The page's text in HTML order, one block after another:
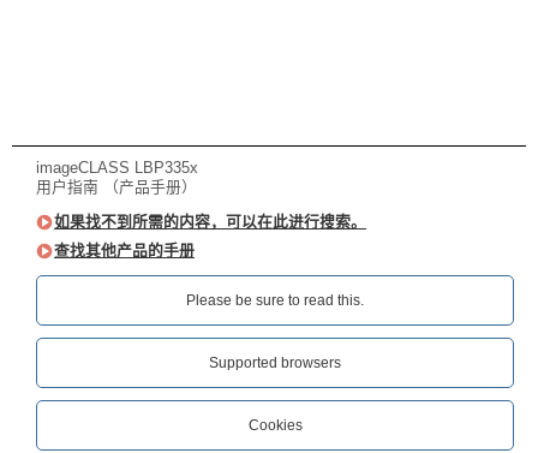
imageCLASS LBP335x
用户指南 （产品手册）
如果找不到所需的内容，可以在此进行搜索。
查找其他产品的手册
Please be sure to read this.‎
Supported browsers
Cookies